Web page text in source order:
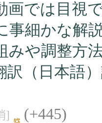
画では目視
事細かな解
みや調整方
訳（日本語
] (+445)